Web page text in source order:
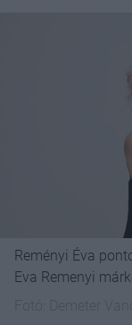
Reményi Éva
Eva Remenyi